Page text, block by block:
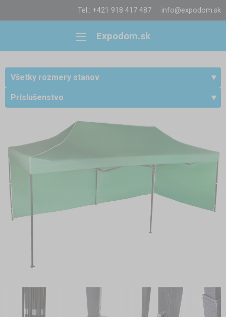
Tel.: +421 918 417 487 info@expodom.sk
Expodom.sk
Všetky rozmery stanov
Príslušenstvo